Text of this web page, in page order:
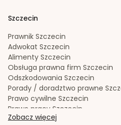
Rozwód Poznań
Sporządzanie testamentów
Upadłość konsumencka
Windykacja należności
Zachowek Poznań
Zakładanie i rejestracja spółek
Szczecin
Prawnik Szczecin
Adwokat Szczecin
Alimenty Szczecin
Obsługa prawna firm Szczecin
Odszkodowania Szczecin
Porady / doradztwo prawne
Prawo cywilne Szczecin
Prawo pracy Szczecin
Prawo spadkowe
Zobacz więcej